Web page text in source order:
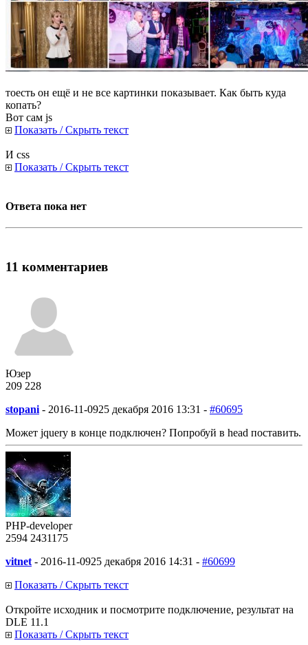
тоесть он ещё и не все картинки показывает. Как быть куда
копать?
Вот сам js
Показать / Скрыть текст
И css
Показать / Скрыть текст
Ответа пока нет
11 комментариев
Юзер
209 228
stopani - 2016-11-0925 декабря 2016 13:31 - #60695
Может jquery в конце подключен? Попробуй в head поставить.
PHP-developer
2594 2431175
vitnet - 2016-11-0925 декабря 2016 14:31 - #60699
Показать / Скрыть текст
Откройте исходник и посмотрите подключение, результат на
DLE 11.1
Показать / Скрыть текст